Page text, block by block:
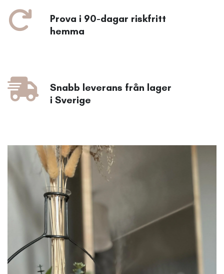
Prova i 90-dagar riskfritt
hemma
Snabb leverans från lager
i Sverige